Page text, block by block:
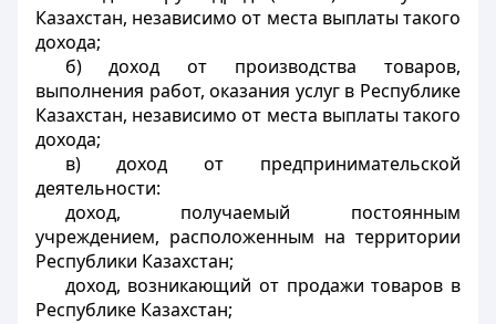
Казахстан, независимо от места выплаты такого
дохода;
б) доход от производства товаров,
выполнения работ, оказания услуг в Республике
Казахстан, независимо от места выплаты такого
дохода;
в) доход от предпринимательской
деятельности:
доход, получаемый постоянным
учреждением, расположенным на территории
Республики Казахстан;
доход, возникающий от продажи товаров в
Республике Казахстан;